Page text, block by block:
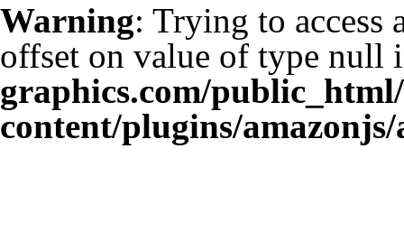
Warning: Trying to access
offset on value of type null
graphics.com/
content/plugins/